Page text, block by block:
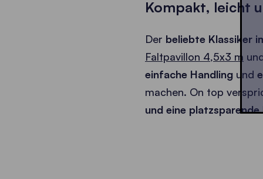
Kompakt, leicht
Der beliebte Klassiker
Faltpavillon 4,5x3 m
einfache Handling und
machen. On top
und eine platzsparende